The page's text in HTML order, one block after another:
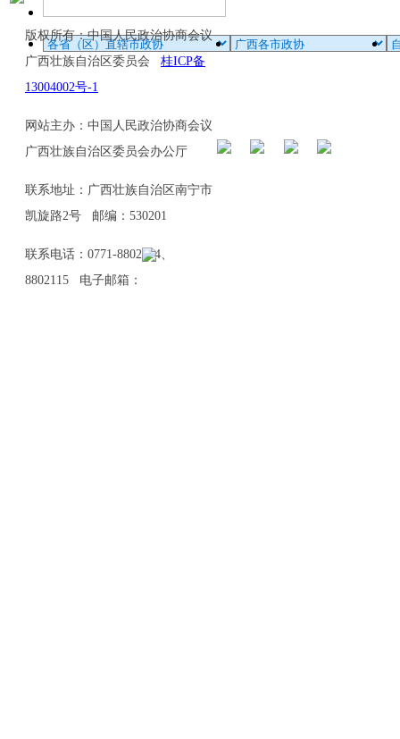
版权所有：中国人民政治协商会议
广西壮族自治区委员会 桂ICP备
13004002号-1
网站主办：中国人民政治协商会议
广西壮族自治区委员会办公厅
联系地址：广西壮族自治区南宁市
凯旋路2号 邮编：530201
联系电话：0771-8802114、
8802115 电子邮箱：